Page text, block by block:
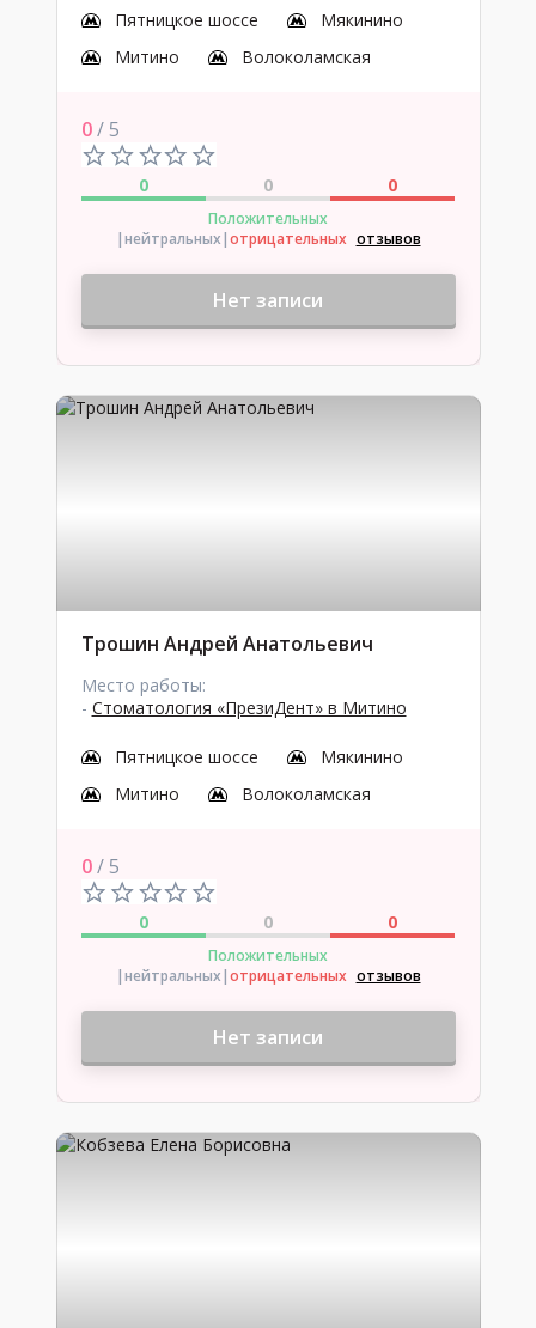
Пятницкое шоссе
Мякинино
Митино
Волоколамская
0/ 5
0 0 0
Положительных
|нейтральных|отрицательных отзывов
Нет записи
Трошин Андрей Анатольевич
Место работы:
- Стоматология «ПрезиДент» в Митино
Пятницкое шоссе
Мякинино
Митино
Волоколамская
0/ 5
0 0 0
Положительных
|нейтральных|отрицательных отзывов
Нет записи